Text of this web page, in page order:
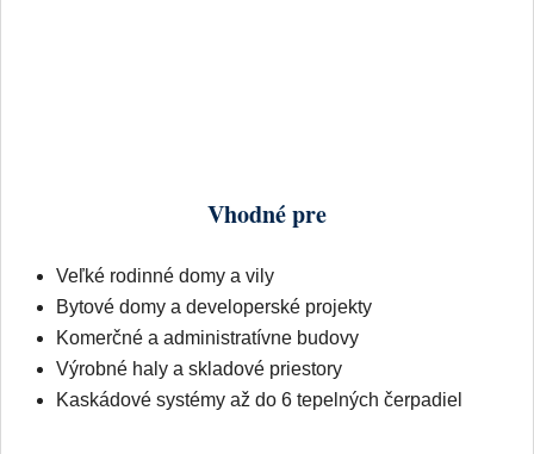
Vhodné pre
Veľké rodinné domy a vily
Bytové domy a developerské projekty
Komerčné a administratívne budovy
Výrobné haly a skladové priestory
Kaskádové systémy až do 6 tepelných čerpadiel